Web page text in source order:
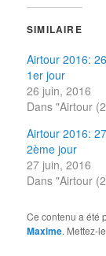
SIMILAIRE
Airtour 2016:
1er jour
26 juin, 2016
Dans "Airtour
Airtour 2016:
2ème jour
27 juin, 2016
Dans "Airtour
Ce contenu a été
Maxime. Mettez-